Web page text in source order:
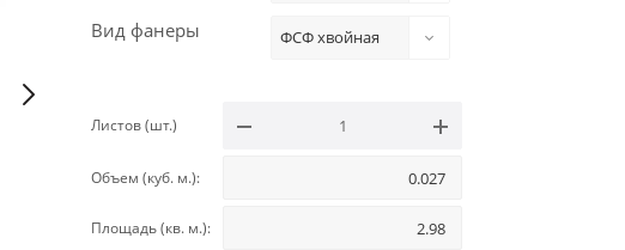
Вид фанеры ФСФ хвойная
Листов (шт.)
Объем (куб. м.):
Площадь (кв. м.):